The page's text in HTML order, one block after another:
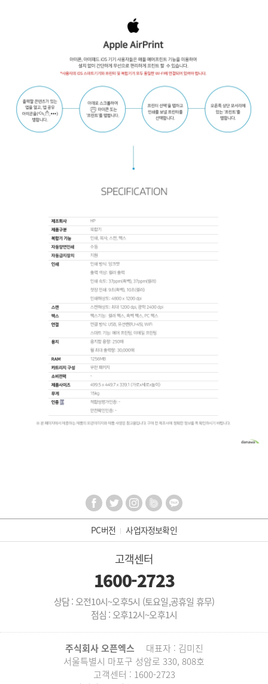
PC버전 사업자정보확인
고객센터
1600-2723
상담 : 오전10시~오후5시 (토요일,공휴일 휴무)
점심 : 오후12시~오후1시
주식회사 오픈엑스
대표자 : 김미진
서울특별시 마포구 성암로 330, 808호
고객센터 : 1600-2723